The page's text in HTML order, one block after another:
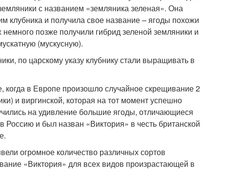
с названием «земляника зеленая». Она
клубника и получила свое название – ягоды похожи
позже получили гибрид зеленой земляники и
(мускусную).
по царскому указу клубнику стали выращивать в
когда в Европе произошло случайное скрещивание 2
и виргинской, которая на тот момент успешно
на удивление большие ягоды, отличающиеся
и был назван «Виктория» в честь британской
огромное количество различных сортов
«Виктория» для всех видов произрастающей в